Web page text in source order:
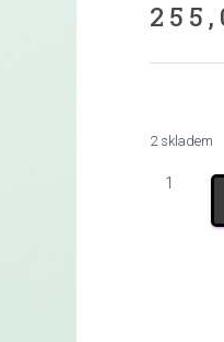
2 skladem